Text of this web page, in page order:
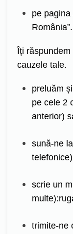
pe pagina
România”.
Îți
cauzele tale.
preluăm
pe cele 2
anterior)
sună-ne
telefonice)
scrie un
multe):
trimite-ne